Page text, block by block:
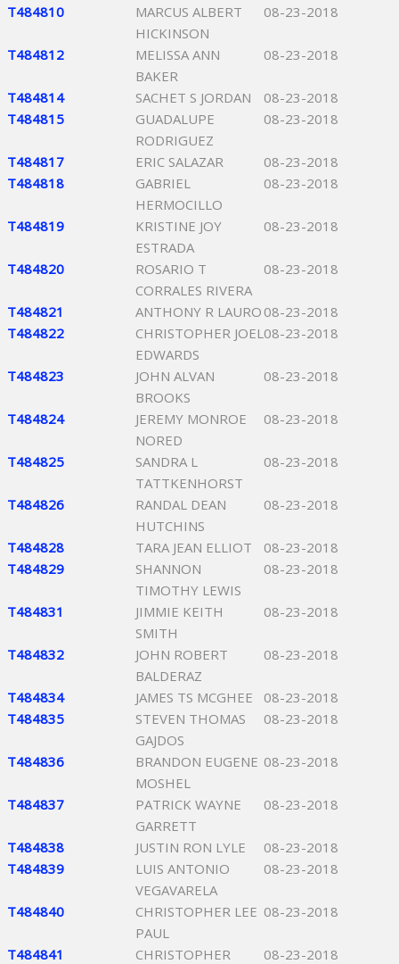
T484810
MARCUS ALBERT
HICKINSON
08-23-2018
T484812
MELISSA ANN
BAKER
08-23-2018
T484814 SACHET S JORDAN
08-23-2018
T484815
GUADALUPE
RODRIGUEZ
08-23-2018
T484817 ERIC SALAZAR
08-23-2018
T484818
GABRIEL
HERMOCILLO
08-23-2018
T484819
KRISTINE JOY
ESTRADA
08-23-2018
T484820
ROSARIO T
CORRALES RIVERA
08-23-2018
T484821 ANTHONY R LAURO 08-23-2018
T484822
CHRISTOPHER JOEL
EDWARDS
08-23-2018
T484823
JOHN ALVAN
BROOKS
08-23-2018
T484824
JEREMY MONROE
NORED
08-23-2018
T484825
SANDRA L
TATTKENHORST
08-23-2018
T484826
RANDAL DEAN
HUTCHINS
08-23-2018
T484828 TARA JEAN ELLIOT
08-23-2018
T484829
SHANNON
TIMOTHY LEWIS
08-23-2018
T484831
JIMMIE KEITH
SMITH
08-23-2018
T484832
JOHN ROBERT
BALDERAZ
08-23-2018
T484834 JAMES TS MCGHEE
08-23-2018
T484835
STEVEN THOMAS
GAJDOS
08-23-2018
T484836
BRANDON EUGENE
MOSHEL
08-23-2018
T484837
PATRICK WAYNE
GARRETT
08-23-2018
T484838 JUSTIN RON LYLE
08-23-2018
T484839
LUIS ANTONIO
VEGAVARELA
08-23-2018
T484840
CHRISTOPHER LEE
PAUL
08-23-2018
T484841
CHRISTOPHER
08-23-2018